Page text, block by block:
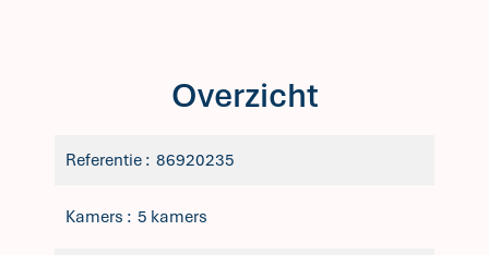
Overzicht
Referentie 86920235
Kamers 5 kamers